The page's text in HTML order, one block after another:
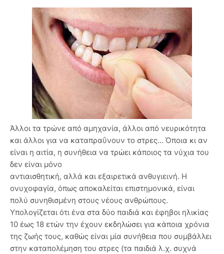
Άλλοι τα τρώνε από αμηχανία, άλλοι από νευρικότητα
και άλλοι για να καταπραΰνουν το στρες... Όποια κι αν
είναι η αιτία, η συνήθεια να τρώει κάποιος τα νύχια του
δεν είναι μόνο
αντιαισθητική, αλλά και εξαιρετικά ανθυγιεινή. Η
ονυχοφαγία, όπως αποκαλείται επιστημονικά, είναι
πολύ συνηθισμένη στους νέους ανθρώπους.
Υπολογίζεται ότι ένα στα δύο παιδιά και έφηβοι ηλικίας
10 έως 18 ετών την έχουν εκδηλώσει για κάποια χρόνια
της ζωής τους, καθώς είναι μία συνήθεια που συμβάλλει
στην καταπολέμηση του στρες (τα παιδιά λ.χ. συχνά